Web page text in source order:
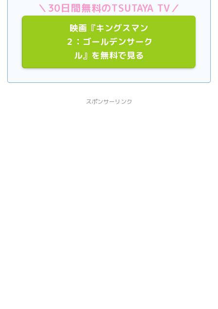
＼30日間無料のTSUTAYA TV／
映画『キングスマン
２：ゴールデンサーク
ル』を無料で見る
スポンサーリンク